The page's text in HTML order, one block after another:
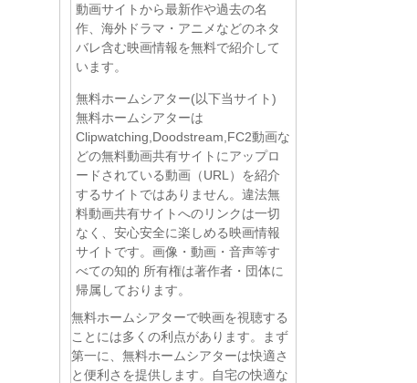
動画サイトから最新作や過去の名
作、海外ドラマ・アニメなどのネタ
バレ含む映画情報を無料で紹介して
います。
無料ホームシアター(以下当サイト)
無料ホームシアターは
Clipwatching,Doodstream,FC2動画な
どの無料動画共有サイトにアップロ
ードされている動画（URL）を紹介
するサイトではありません。違法無
料動画共有サイトへのリンクは一切
なく、安心安全に楽しめる映画情報
サイトです。画像・動画・音声等す
べての知的 所有権は著作者・団体に
帰属しております。
無料ホームシアターで映画を視聴する
ことには多くの利点があります。まず
第一に、無料ホームシアターは快適さ
と便利さを提供します。自宅の快適な